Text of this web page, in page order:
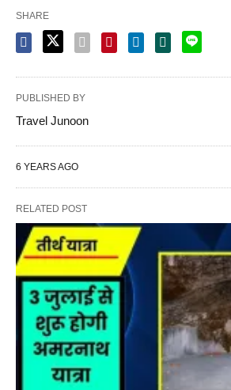
SHARE
PUBLISHED BY
Travel Junoon
6 YEARS AGO
RELATED POST